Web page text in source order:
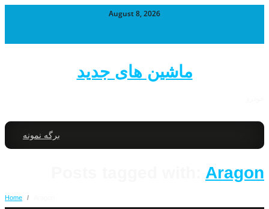
August 8, 2026
ماشین های جدید
برگه نمونه
Aragon
Home /